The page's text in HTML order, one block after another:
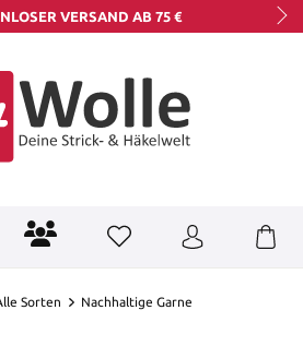
VERSAND AB 75 €
Sorten Nachhaltige Garne